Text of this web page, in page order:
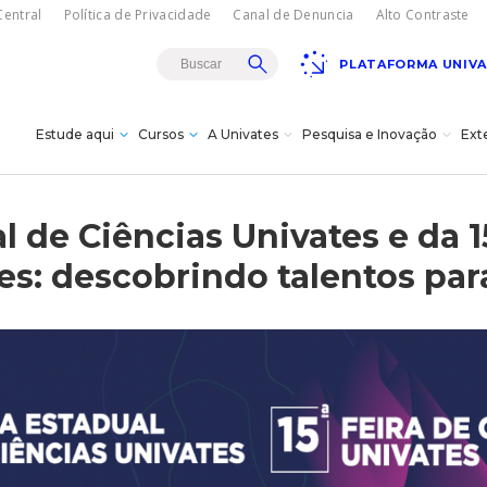
Política de Privacidade Canal de Denuncia Alto Contraste
PLATAFORMA
Estude aqui Cursos
- EAD
A Univates
Institucional
Pesquisa e Inovação
Pesquisa
de
à
Cursos Crie
-
Teatro Univates
Gala Concert com
Oksana Bondareva e
The Moscow Ballet em
de Ciências Univates e da
descobrindo talentos